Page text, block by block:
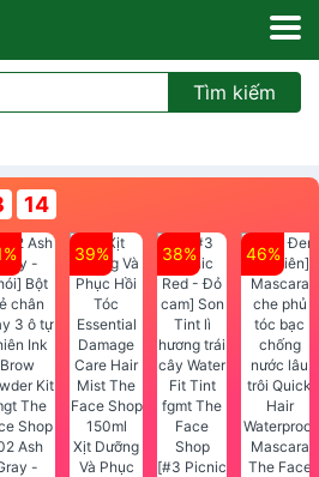
Tìm kiếm
14
Ash
-
39%
Xịt Dưỡng
Và Phục
38%
[#3 Picnic
46%